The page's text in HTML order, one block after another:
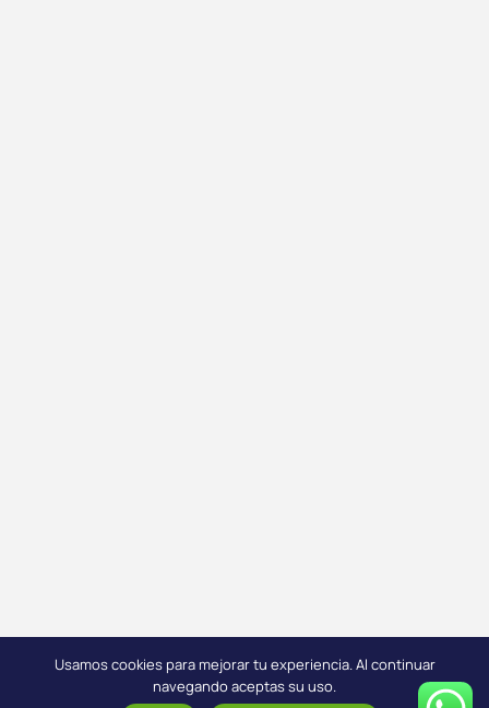
Usamos cookies para mejorar tu experiencia. Al continuar
navegando aceptas su uso.